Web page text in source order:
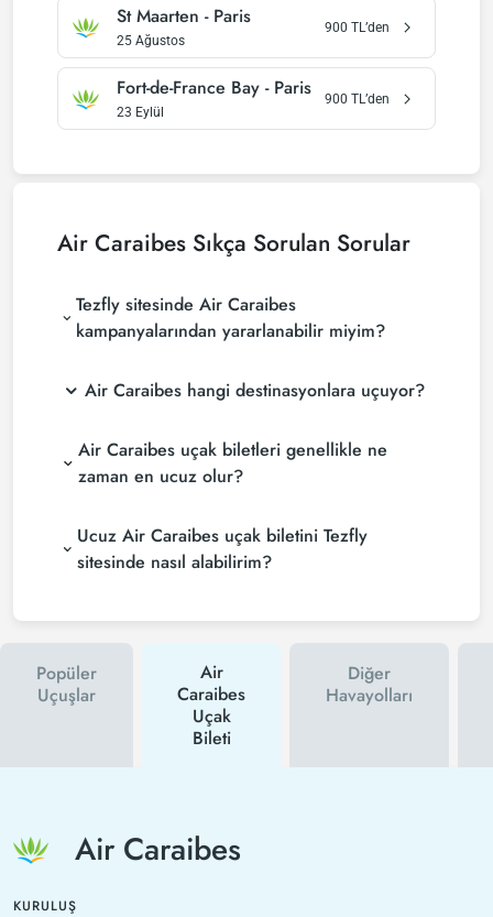
St Maarten - Paris
25 Ağustos
900 TL’den
Fort-de-France Bay - Paris
23 Eylül
900 TL’den
Air Caraibes Sıkça Sorulan Sorular
Tezfly sitesinde Air Caraibes
kampanyalarından yararlanabilir miyim?
Air Caraibes hangi destinasyonlara uçuyor?
Air Caraibes uçak biletleri genellikle ne
zaman en ucuz olur?
Ucuz Air Caraibes uçak biletini Tezfly
sitesinde nasıl alabilirim?
Popüler
Uçuşlar
Air
Caraibes
Uçak
Bileti
Diğer
Havayolları
Air Caraibes
KURULUŞ